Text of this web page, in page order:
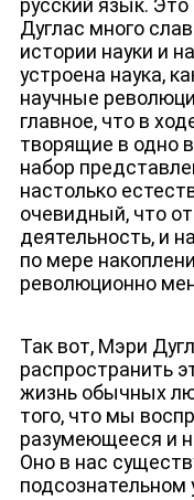
Дуглас много
истории науки и
устроена наука,
научные
главное, что в
творящие в одно
набор
настолько
очевидный, что
деятельность, и
по мере
революционно
Так вот, Мэри
распространить
жизнь обычных
того, что мы
разумеющееся и
Оно в нас
подсознательном